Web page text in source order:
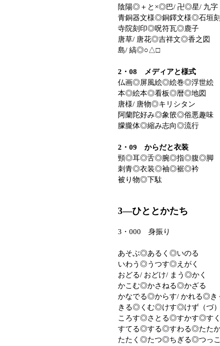
陰陽◎＋と×◎巴/ 卍◎星/ 九字
青銅器文様◎銅鐸文様◎石垣
寺院刻印◎呪符瓦◎鹿子
唐草/ 唐花◎吉祥文◎香之図
島/ 縞◎○△□
2・08 メディアと様式
仏画◎屏風絵◎絵巻◎浮世絵
本◎絵本◎看板◎暦◎地図
唐様/ 唐物◎キリシタン
阿蘭陀好み◎象篏◎俗悪趣味
朦朧体◎縮み志向◎流行
2・09 からだと衣装
頸◎耳◎舌◎腕◎指◎腹◎脚
刺青◎衣装◎袖◎裾◎衿
被り物◎下駄
3—ひととかたち
3・000 身振り
あそぶ◎あるく◎いのる
いわう◎うつす◎えがく
おどる/ おどけ/ まう◎かく
かこむ◎かさねる◎かざる
かなでる◎からす/ かれる◎き
きる◎くむ◎けす◎けず（づ
ころす◎さとる◎すかす◎す
すてる◎する◎すわる◎たた
たたく◎たつ◎ちぎる◎つっ